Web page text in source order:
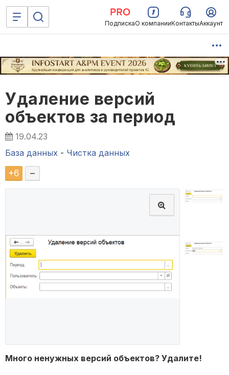
ПодпискаО компанииКонтактыАккаунт
Удаление версий
объектов за период
19.04.23
База данных - Чистка данных
+6 –
Много ненужных версий объектов? Удалите!